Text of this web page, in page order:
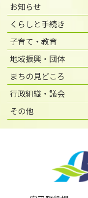
お知らせ
くらしと手続き
子育て・教育
地域振興・団体
まちの見どころ
行政組織・議会
その他